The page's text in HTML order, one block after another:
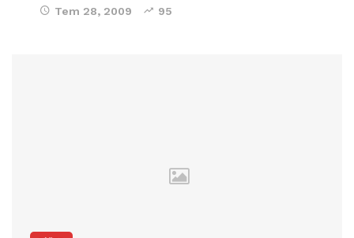
Tem 28, 2009 95